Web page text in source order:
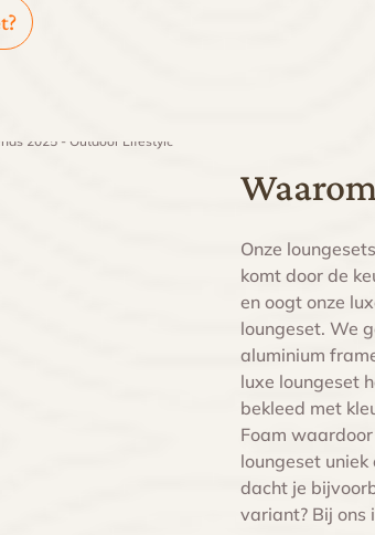
Onze
komt door de
en oogt onze
loungeset. We
aluminium
luxe loungeset
bekleed met
Foam
loungeset
dacht je
variant? Bij ons